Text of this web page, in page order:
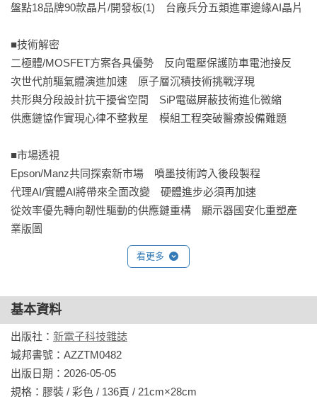
盤點18品牌90款晶片/開發板(1)　台廠兵分五類進軍邊緣AI晶片
■技術解密
二極體/MOSFET方案各具優勢　反向電壓保護防車電池接反
次世代前驅氣體演進加速　原子層沉積技術挑戰浮現
共形與分段設計抗干擾省空間　SiP電磁屏蔽技術進化微縮
供應鏈協作實現心律不整救星　模組工程突破醫療設備難題
■市場透視
Epson/Manz共同探索新市場　噴墨技術跨入後段製程
代理AI/實體AI將帶來全面改變　硬體進步必須再加速
從效率優先轉向韌性驅動的供應鏈重構　顯示器國安化重塑產
業版圖
看更多
基本資料
出版社： 新電子科技雜誌
城邦書號：AZZTM0482
出版日期：2026-05-05
規格：膠裝 / 彩色 / 136頁 / 21cm×28cm